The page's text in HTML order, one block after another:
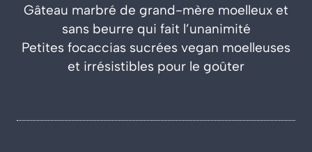
Gâteau marbré de grand-mère moelleux et
sans beurre qui fait l’unanimité
Petites focaccias sucrées vegan moelleuses
et irrésistibles pour le goûter